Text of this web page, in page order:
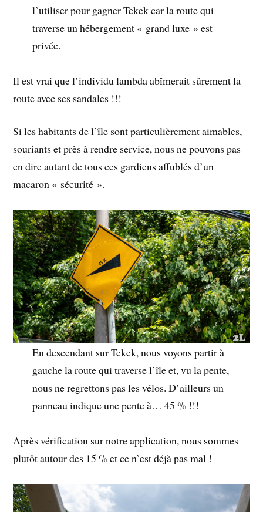
l’utiliser pour gagner Tekek car la route qui
traverse un hébergement « grand luxe » est
privée.
Il est vrai que l’individu lambda abîmerait sûrement la
route avec ses sandales !!!
Si les habitants de l’île sont particulièrement aimables,
souriants et près à rendre service, nous ne pouvons pas
en dire autant de tous ces gardiens affublés d’un
macaron « sécurité ».
En descendant sur Tekek, nous voyons partir à
gauche la route qui traverse l’île et, vu la pente,
nous ne regrettons pas les vélos. D’ailleurs un
panneau indique une pente à… 45 % !!!
Après vérification sur notre application, nous sommes
plutôt autour des 15 % et ce n’est déjà pas mal !